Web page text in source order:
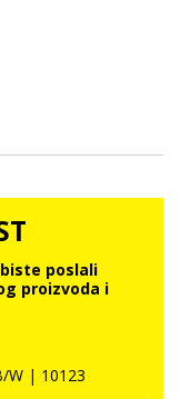
poslali
proizvoda i
W | 10123